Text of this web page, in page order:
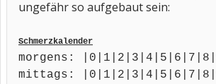
ungefähr so aufgebaut sein:
Schmerzkalender
morgens: 0 1 2 3 4 5 6 7 8
mittags:
0 1 2 3 4 5 6 7 8